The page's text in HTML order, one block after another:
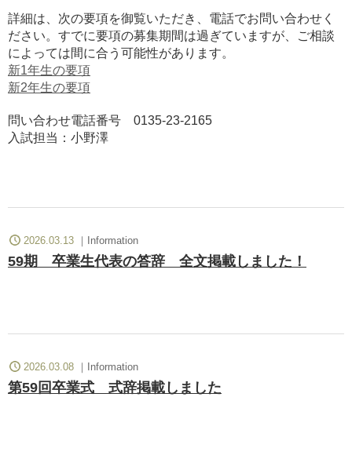
詳細は、次の要項を御覧いただき、電話でお問い合わせく
ださい。すでに要項の募集期間は過ぎていますが、ご相談
によっては間に合う可能性があります。
新1年生の要項
新2年生の要項
問い合わせ電話番号 0135-23-2165
入試担当：小野澤
2026.03.13 Information
59期 卒業生代表の答辞 全文掲載しました！
2026.03.08 Information
第59回卒業式 式辞掲載しました